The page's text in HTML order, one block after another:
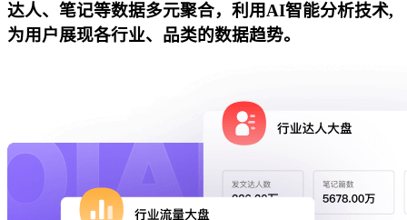
达人、笔记等数据多元聚合，利用AI智能分析技术,
为用户展现各行业、品类的数据趋势。